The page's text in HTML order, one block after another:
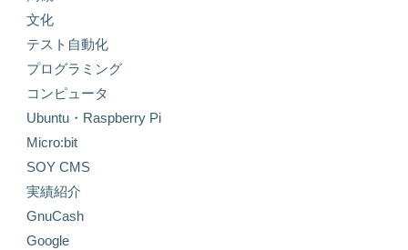
文化
テスト自動化
プログラミング
コンピュータ
Ubuntu・Raspberry Pi
Micro:bit
SOY CMS
実績紹介
GnuCash
Google